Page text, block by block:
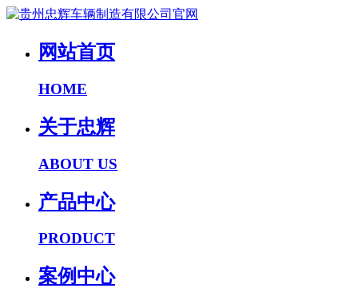
网站首页
HOME
关于忠辉
ABOUT US
产品中心
PRODUCT
案例中心